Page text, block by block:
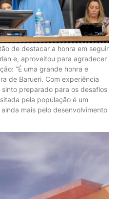
de destacar a honra em seguir
e, aproveitou para agradecer
“É uma grande honra e
de Barueri. Com experiência
preparado para os desafios
pela população é um
mais pelo desenvolvimento